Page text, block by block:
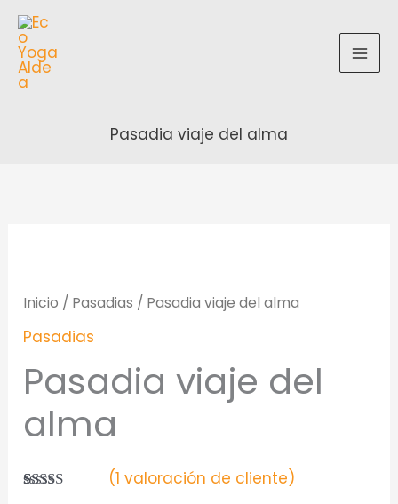
contenido
Pasadia viaje del alma
Inicio / Pasadias / Pasadia viaje del alma
Pasadias
Pasadia viaje del
alma
(1 valoración de cliente)
del
alma